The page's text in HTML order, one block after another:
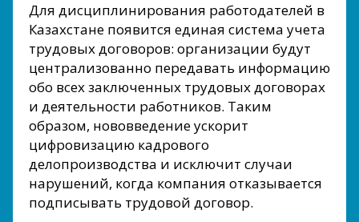
Для дисциплинирования работодателей в
Казахстане появится единая система учета
трудовых договоров: организации будут
централизованно передавать информацию
обо всех заключенных трудовых договорах
и деятельности работников. Таким
образом, нововведение ускорит
цифровизацию кадрового
делопроизводства и исключит случаи
нарушений, когда компания отказывается
подписывать трудовой договор.